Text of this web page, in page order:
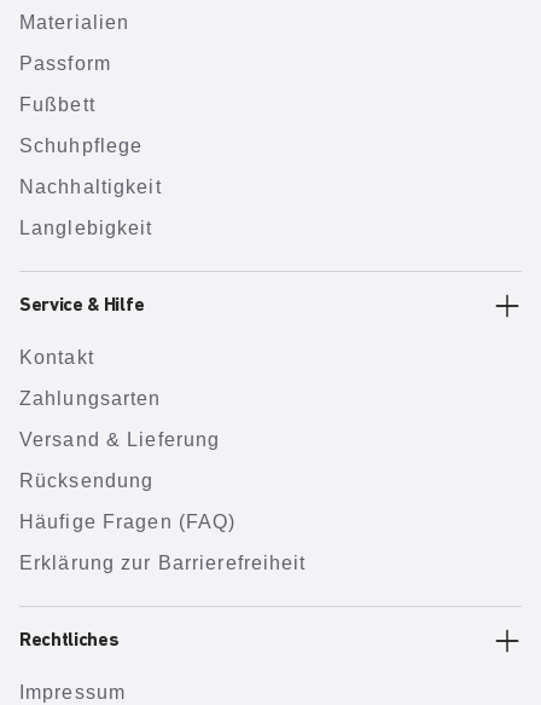
Materialien
Passform
Fußbett
Schuhpflege
Nachhaltigkeit
Langlebigkeit
Service & Hilfe
Kontakt
Zahlungsarten
Versand & Lieferung
Rücksendung
Häufige Fragen (FAQ)
Erklärung zur Barrierefreiheit
Rechtliches
Impressum